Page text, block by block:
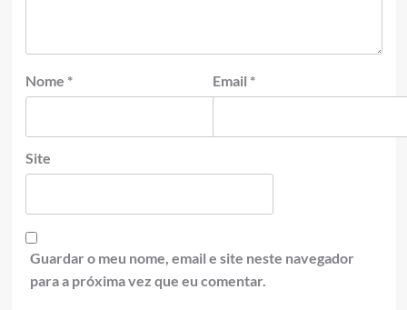
Nome * Email *
Site
Guardar o meu nome, email e site neste navegador
para a próxima vez que eu comentar.